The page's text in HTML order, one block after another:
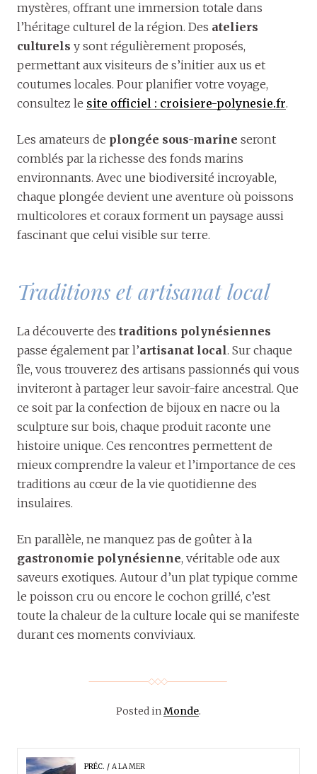
mystères, offrant une immersion totale dans
l’héritage culturel de la région. Des ateliers
culturels y sont régulièrement proposés,
permettant aux visiteurs de s’initier aux us et
coutumes locales. Pour planifier votre voyage,
consultez le site officiel : croisiere-polynesie.fr.
Les amateurs de plongée sous-marine seront
comblés par la richesse des fonds marins
environnants. Avec une biodiversité incroyable,
chaque plongée devient une aventure où poissons
multicolores et coraux forment un paysage aussi
fascinant que celui visible sur terre.
Traditions et artisanat local
La découverte des traditions polynésiennes
passe également par l’artisanat local. Sur chaque
île, vous trouverez des artisans passionnés qui vous
inviteront à partager leur savoir-faire ancestral. Que
ce soit par la confection de bijoux en nacre ou la
sculpture sur bois, chaque produit raconte une
histoire unique. Ces rencontres permettent de
mieux comprendre la valeur et l’importance de ces
traditions au cœur de la vie quotidienne des
insulaires.
En parallèle, ne manquez pas de goûter à la
gastronomie polynésienne, véritable ode aux
saveurs exotiques. Autour d’un plat typique comme
le poisson cru ou encore le cochon grillé, c’est
toute la chaleur de la culture locale qui se manifeste
durant ces moments conviviaux.
Posted inMonde.
PRÉC. A LA MER